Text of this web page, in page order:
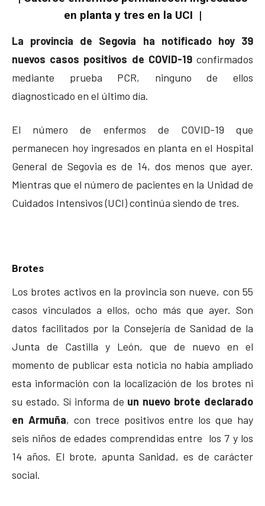
en planta y tres en la UCI |
La provincia de Segovia ha notificado hoy 39
nuevos casos positivos de COVID-19confirmados
mediante prueba PCR, ninguno de ellos
diagnosticado en el último día.
El número de enfermos de COVID-19 que
permanecen hoy ingresados en planta en el Hospital
General de Segovia es de 14, dos menos que ayer.
Mientras que el número de pacientes en la Unidad de
Cuidados Intensivos (UCI) continúa siendo de tres.
Brotes
Los brotes activos en la provincia son nueve, con 55
casos vinculados a ellos, ocho más que ayer. Son
datos facilitados por la Consejería de Sanidad de la
Junta de Castilla y León, que de nuevo en el
momento de publicar esta noticia no había ampliado
esta información con la localización de los brotes ni
su estado. Sí informa de un nuevo brote declarado
en Armuña, con trece positivos entre los que hay
seis niños de edades comprendidas entre los 7 y los
14 años. El brote, apunta Sanidad, es de carácter
social.